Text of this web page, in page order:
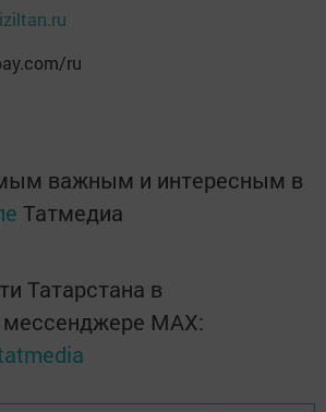
ru
важным и интересным в
Татмедиа
Татарстана в
MАХ: